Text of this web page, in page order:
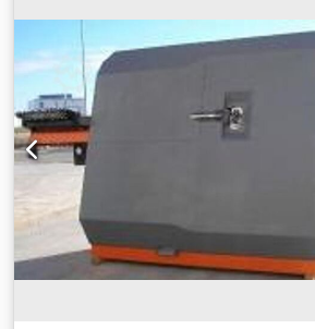
altas en líneas soldadoras de paso
la soldadura por puntos dobles como
la gama de diámetros de alambre
suministro: Máquina completa con
Bobinas fijas hasta la cinta
técnicos: Diámetro del alambre lineal
mm. Espaciado entre alambres
Cjdoymb Unjpfx Ah Horf 36 soportes
alambre lineal para bobina de 3
alambre transversal con
dobles. Máquina de atado y elevación
incluida. Ancho máximo de soldadura:
Diámetro del alambre lineal y
Espaciado entre alambres lineales: